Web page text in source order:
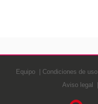
Equipo Condiciones de uso
Aviso legal